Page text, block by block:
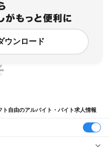
ウンロード
自由のアルバイト・バイト求人情報